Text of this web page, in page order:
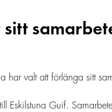
har valt att förlänga sitt
Eskilstuna Guif.